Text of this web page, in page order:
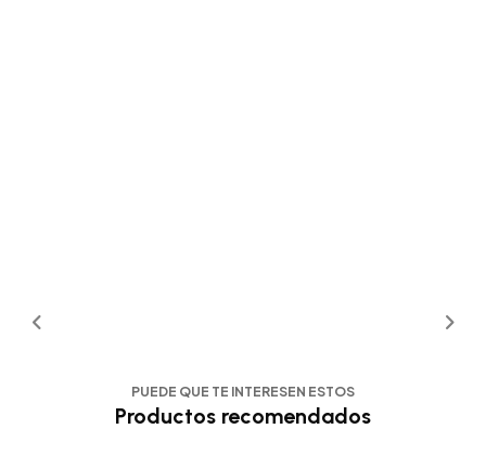
PUEDE QUE TE INTERESEN ESTOS
Productos recomendados